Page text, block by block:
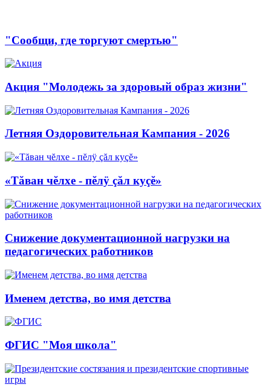
"Сообщи, где торгуют смертью"
Акция "Молодежь за здоровый образ жизни"
Летняя Оздоровительная Кампания - 2026
«Тăван чĕлхе - пĕлÿ çăл куçĕ»
Снижение документационной нагрузки на
педагогических работников
Именем детства, во имя детства
ФГИС "Моя школа"